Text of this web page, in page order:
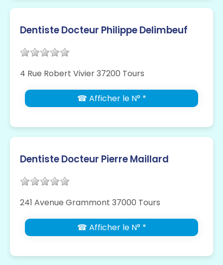
Dentiste Docteur Philippe Delimbeuf
4 Rue Robert Vivier 37200 Tours
☎ Afficher le N° *
Dentiste Docteur Pierre Maillard
241 Avenue Grammont 37000 Tours
☎ Afficher le N° *